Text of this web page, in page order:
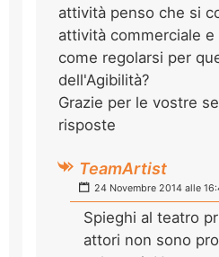
attività penso che si
attività commerciale
come regolarsi per
dell'Agibilità?
Grazie per le vostre
risposte
TeamArtist
24 Novembre 2014 alle
Spieghi al teatro
attori non sono